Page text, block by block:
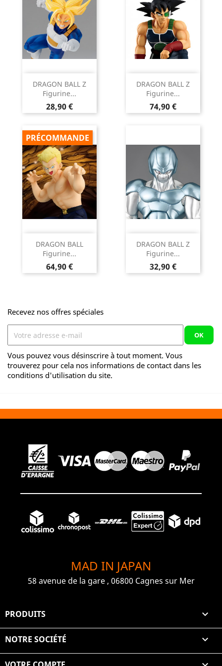
DRAGON BALL Z
Figurine...
Prix
28,90 €
DRAGON BALL Z
Figurine...
Prix
74,90 €
DRAGON BALL
Figurine...
Prix
64,90 €
PRÉCOMMANDE
DRAGON BALL Z
Figurine...
Prix
32,90 €
Recevez nos offres spéciales
Vous pouvez vous désinscrire à tout moment. Vous
trouverez pour cela nos informations de contact dans les
conditions d'utilisation du site.
MAD IN JAPAN
58 avenue de la gare , 06800 Cagnes sur Mer
PRODUITS 
NOTRE SOCIÉTÉ 